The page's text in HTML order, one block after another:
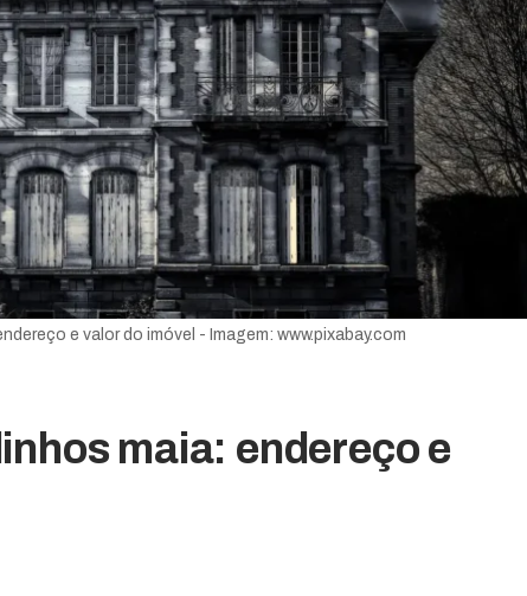
e valor do imóvel - Imagem: www.pixabay.com
maia: endereço e